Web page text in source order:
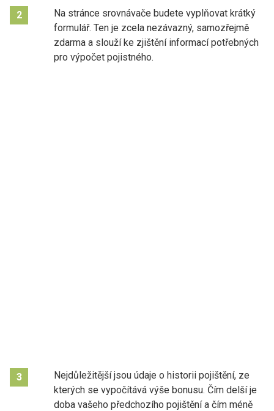
2
Na stránce srovnávače budete vyplňovat krátký
formulář. Ten je zcela nezávazný, samozřejmě
zdarma a slouží ke zjištění informací potřebných
pro výpočet pojistného.
3
Nejdůležitější jsou údaje o historii pojištění, ze
kterých se vypočítává výše bonusu. Čím delší je
doba vašeho předchozího pojištění a čím méně